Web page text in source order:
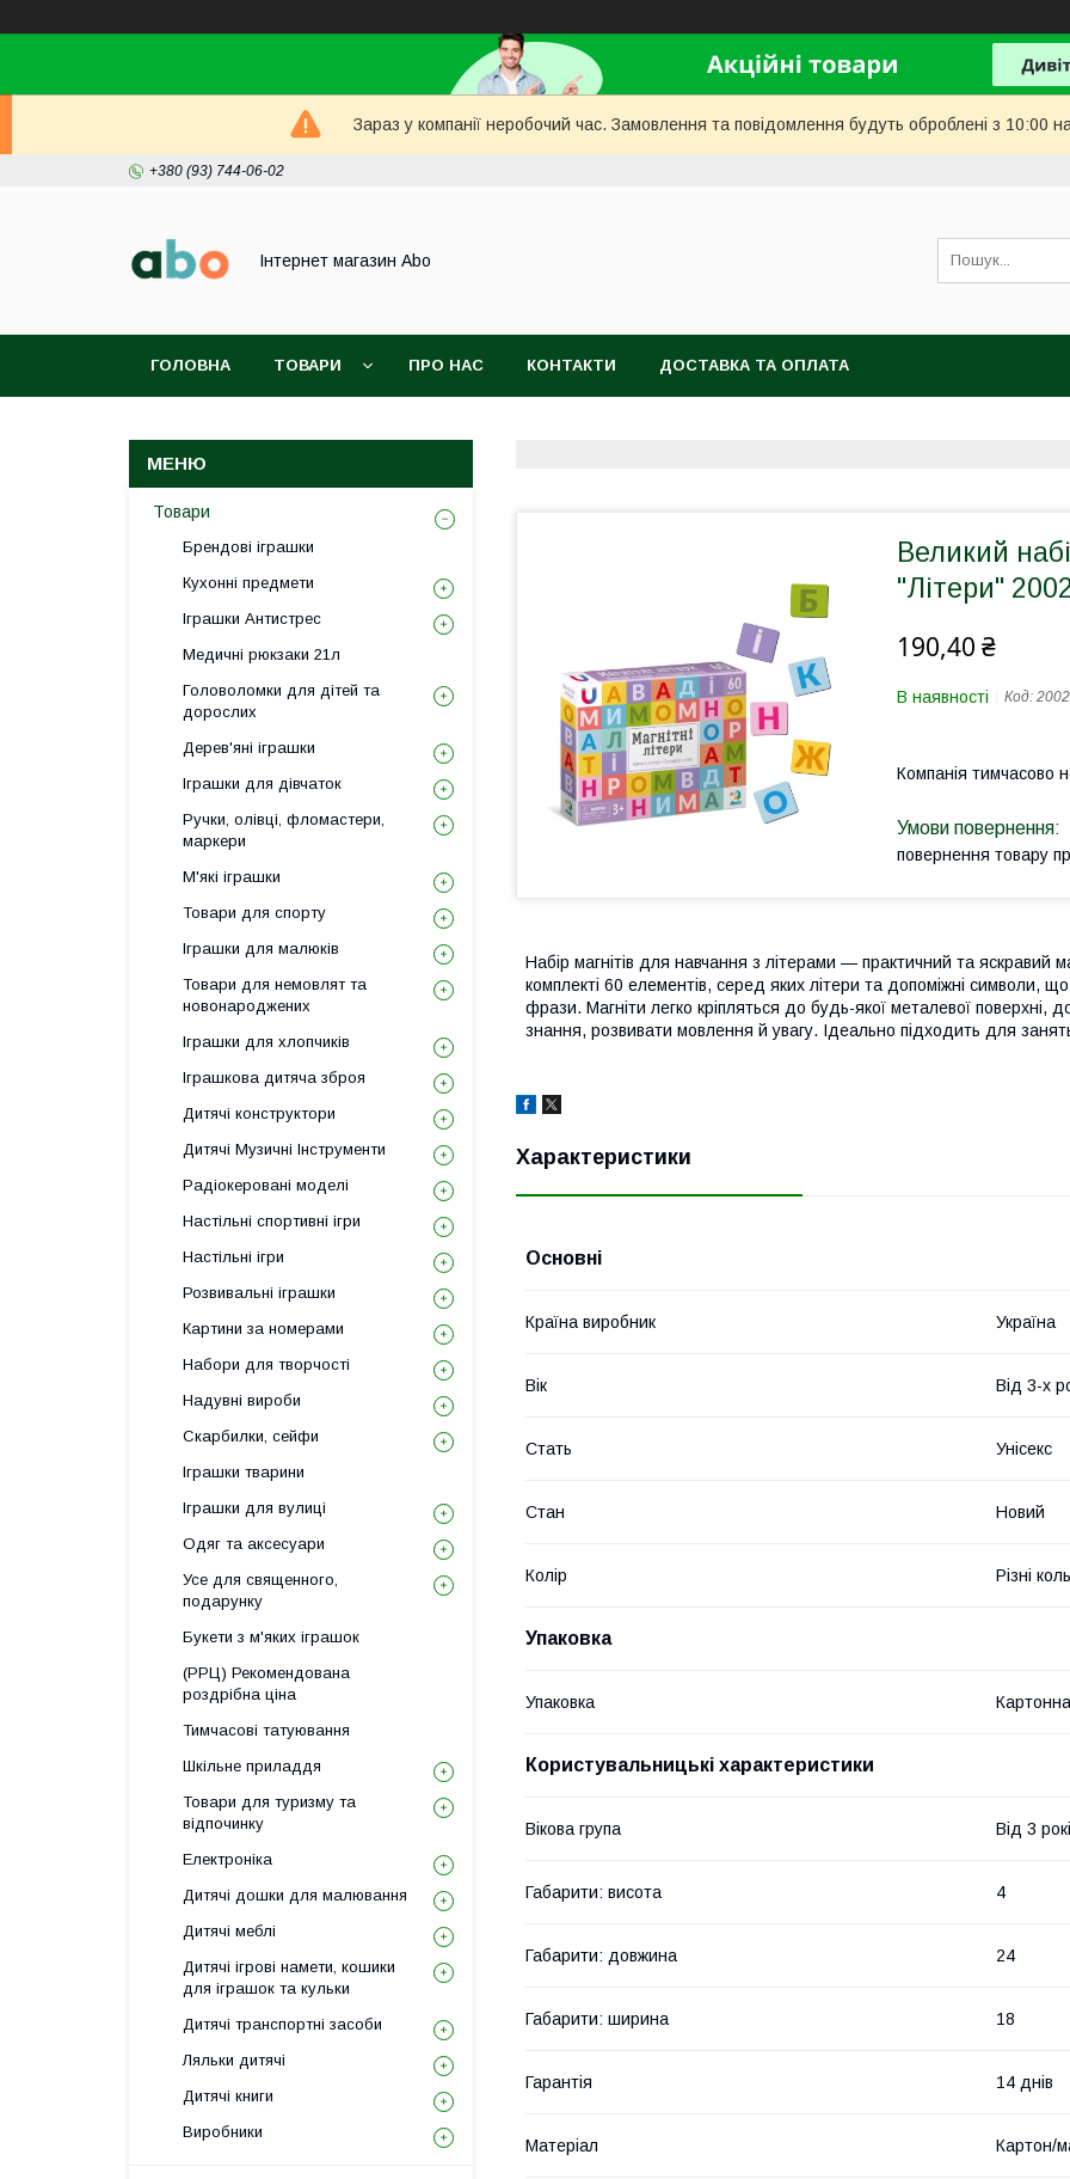
Зараз у компанії неробочий час. Замовлення та повідомлення будуть оброблені з 10:00
+380 (93) 744-06-02
Інтернет магазин Abo
ГОЛОВНА ТОВАРИ ПРО НАС КОНТАКТИ ДОСТАВКА ТА ОПЛАТА
Великий
"Літери"
190,40 ₴
В наявності Код:
Компанія тимчасово
повернення товару
Набір магнітів для навчання з літерами — практичний та яскравий
комплекті 60 елементів, серед яких літери та допоміжні символи,
фрази. Магніти легко кріпляться до будь-якої металевої поверхні,
знання, розвивати мовлення й увагу. Ідеально підходить для
Характеристики
Основні
Країна виробник Україна
Вік Від 3-х
Стать Унісекс
Стан Новий
Колір Різні
Упаковка
Упаковка
Користувальницькі характеристики
Вікова група Від 3
Габарити: висота 4
Габарити: довжина 24
Габарити: ширина 18
Гарантія 14 днів
Матеріал Картон/
Товари
Брендові іграшки
Кухонні предмети
Іграшки Антистрес
Медичні рюкзаки 21л
Головоломки для дітей та
дорослих
Дерев'яні іграшки
Іграшки для дівчаток
Ручки, олівці, фломастери,
маркери
М'які іграшки
Товари для спорту
Іграшки для малюків
Товари для немовлят та
новонароджених
Іграшки для хлопчиків
Іграшкова дитяча зброя
Дитячі конструктори
Дитячі Музичні Інструменти
Радіокеровані моделі
Настільні спортивні ігри
Настільні ігри
Розвивальні іграшки
Картини за номерами
Набори для творчості
Надувні вироби
Скарбилки, сейфи
Іграшки тварини
Іграшки для вулиці
Одяг та аксесуари
Усе для священного,
подарунку
Букети з м'яких іграшок
(РРЦ) Рекомендована
роздрібна ціна
Тимчасові татуювання
Шкільне приладдя
Товари для туризму та
відпочинку
Електроніка
Дитячі дошки для малювання
Дитячі меблі
Дитячі ігрові намети, кошики
для іграшок та кульки
Дитячі транспортні засоби
Ляльки дитячі
Дитячі книги
Виробники